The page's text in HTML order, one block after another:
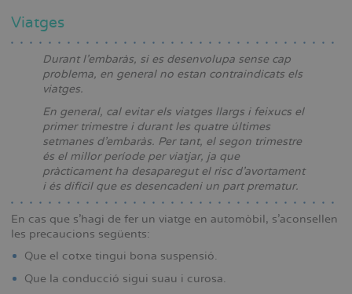
Viatges
Durant l’embaràs, si es desenvolupa sense cap
problema, en general no estan contraindicats els
viatges.
En general, cal evitar els viatges llargs i feixucs el
primer trimestre i durant les quatre últimes
setmanes d’embaràs. Per tant, el segon trimestre
és el millor període per viatjar, ja que
pràcticament ha desaparegut el risc d’avortament
i és difícil que es desencadeni un part prematur.
En cas que s’hagi de fer un viatge en automòbil, s’aconsellen
les precaucions següents:
Que el cotxe tingui bona suspensió.
Que la conducció sigui suau i curosa.